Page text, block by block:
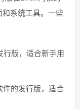
系统工具。一些
行版，适合新手用
件的发行版，适合